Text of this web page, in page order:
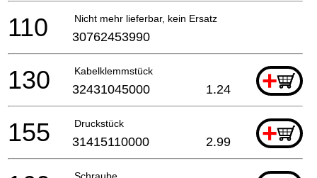
Nicht mehr lieferbar, kein Ersatz
110 30762453990
Kabelklemmstück +
130 32431045000 1.24
Druckstück +
155 31415110000 2.99